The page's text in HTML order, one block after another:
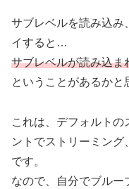
サブレベルを読み込み
イすると…
サブレベルが読み込ま
ということがあるかと
これは、デフォルトの
ントでストリーミング
です。
なので、自分でブルー